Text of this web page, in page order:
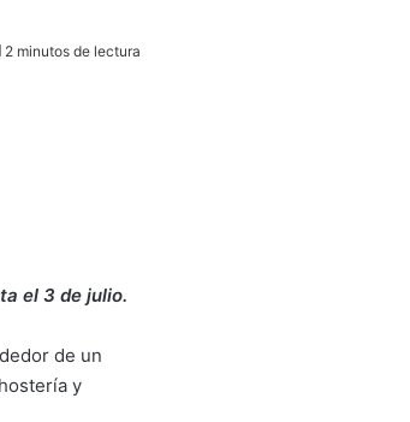
2 minutos de lectura
el 3 de julio.
de un
y